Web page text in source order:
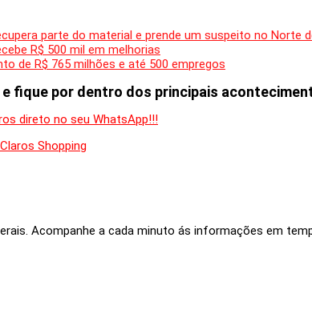
parte do material e prende um suspeito no Norte
R$ 500 mil em melhorias
de R$ 765 milhões e até 500 empregos
e fique por dentro dos principais
Shopping
Acompanhe a cada minuto ás informações em